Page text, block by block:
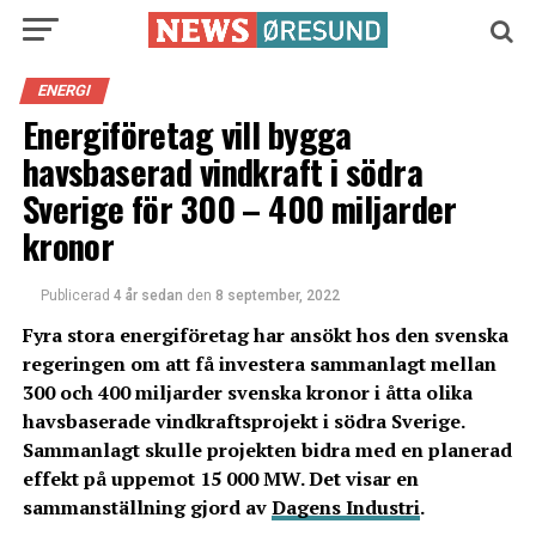
ENERGI
Energiföretag vill bygga
havsbaserad vindkraft i södra
Sverige för 300 – 400 miljarder
kronor
Publicerad 4 år sedan den 8 september, 2022
Fyra stora energiföretag har ansökt hos den svenska
regeringen om att få investera sammanlagt mellan
300 och 400 miljarder svenska kronor i åtta olika
havsbaserade vindkraftsprojekt i södra Sverige.
Sammanlagt skulle projekten bidra med en planerad
effekt på uppemot 15 000 MW. Det visar en
sammanställning gjord avDagens Industri.